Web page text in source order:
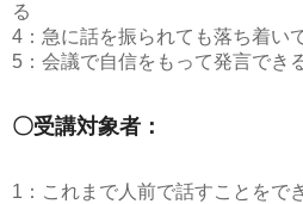
る
4：急に話を振られても落ち着い
5：会議で自信をもって発言でき
〇受講対象者：
1：これまで人前で話すことをで